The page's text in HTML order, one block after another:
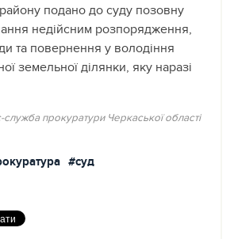
подано до суду позовну
недійсним розпорядження,
та повернення у володіння
земельної ділянки, яку наразі
прокуратури Черкаської області
#суд